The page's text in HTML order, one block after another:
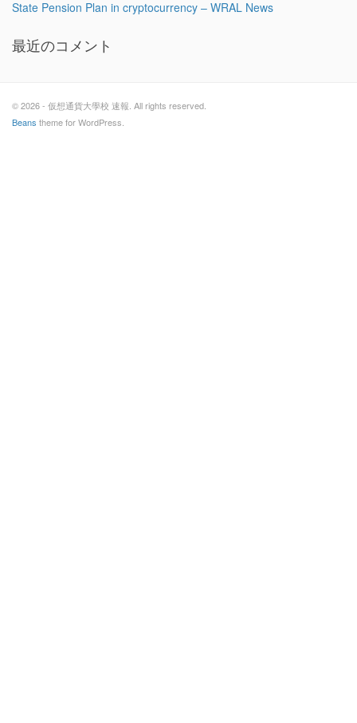
State Pension Plan in cryptocurrency – WRAL News
最近のコメント
© 2026 - 仮想通貨大學校 速報. All rights reserved.
Beans theme for WordPress.